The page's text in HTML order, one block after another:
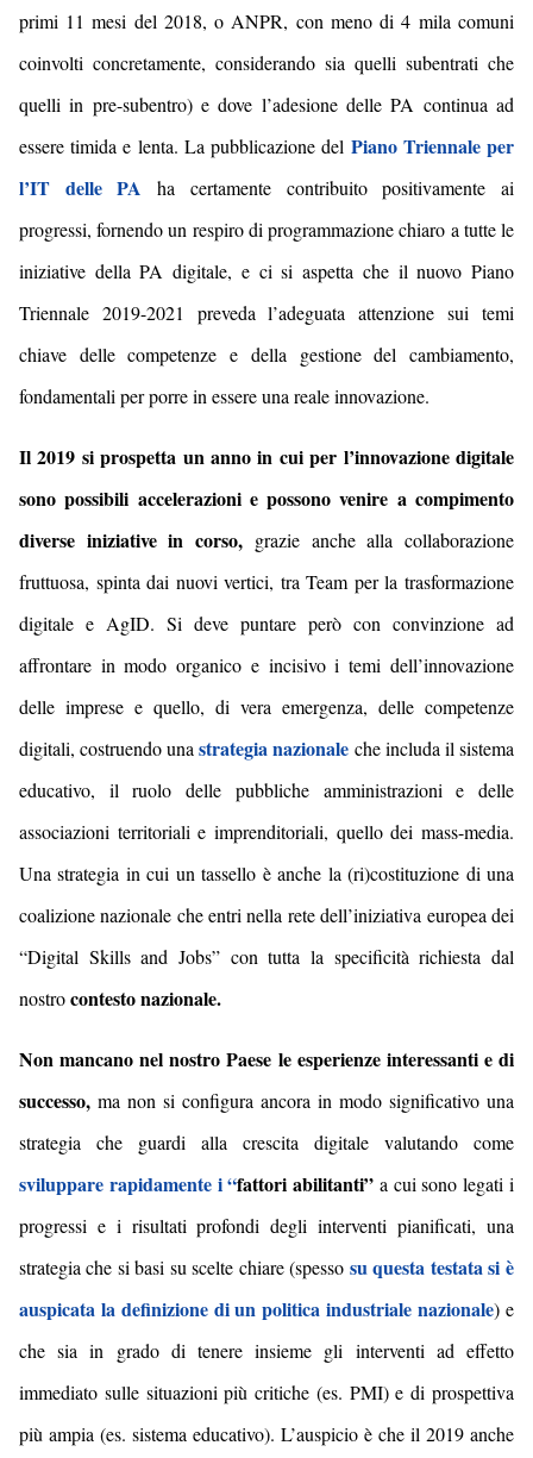
primi 11 mesi del 2018, o ANPR, con meno di 4 mila comuni
coinvolti concretamente, considerando sia quelli subentrati che
quelli in pre-subentro) e dove l’adesione delle PA continua ad
essere timida e lenta. La pubblicazione del Piano Triennale per
l’IT delle PA ha certamente contribuito positivamente ai
progressi, fornendo un respiro di programmazione chiaro a tutte le
iniziative della PA digitale, e ci si aspetta che il nuovo Piano
Triennale 2019-2021 preveda l’adeguata attenzione sui temi
chiave delle competenze e della gestione del cambiamento,
fondamentali per porre in essere una reale innovazione.
Il 2019 si prospetta un anno in cui per l’innovazione digitale
sono possibili accelerazioni e possono venire a compimento
diverse iniziative in corso, grazie anche alla collaborazione
fruttuosa, spinta dai nuovi vertici, tra Team per la trasformazione
digitale e AgID. Si deve puntare però con convinzione ad
affrontare in modo organico e incisivo i temi dell’innovazione
delle imprese e quello, di vera emergenza, delle competenze
digitali, costruendo unastrategia nazionale che includa il sistema
educativo, il ruolo delle pubbliche amministrazioni e delle
associazioni territoriali e imprenditoriali, quello dei mass-media.
Una strategia in cui un tassello è anche la (ri)costituzione di una
coalizione nazionale che entri nella rete dell’iniziativa europea dei
“Digital Skills and Jobs” con tutta la specificità richiesta dal
nostrocontesto nazionale.
Non mancano nel nostro Paese le esperienze interessanti e di
successo,ma non si configura ancora in modo significativo una
strategia che guardi alla crescita digitale valutando come
sviluppare rapidamente i “fattori abilitanti” a cui sono legati i
progressi e i risultati profondi degli interventi pianificati, una
strategia che si basi su scelte chiare (spesso su questa testata si è
auspicata la definizione di un politica industriale nazionale) e
che sia in grado di tenere insieme gli interventi ad effetto
immediato sulle situazioni più critiche (es. PMI) e di prospettiva
più ampia (es. sistema educativo). L’auspicio è che il 2019 anche